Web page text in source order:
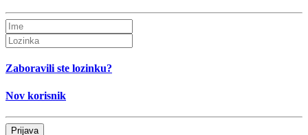
Zaboravili ste lozinku?
Nov korisnik